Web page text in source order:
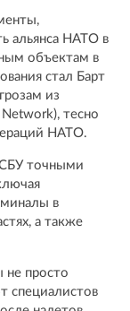
альянса НАТО в
объектам в
стал Барт
из
тесно
НАТО.
точными
в
а также
не просто
специалистов